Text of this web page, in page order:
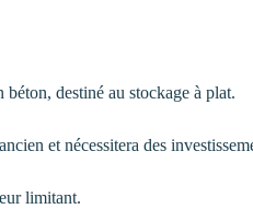
destiné au stockage à plat.
et nécessitera des
limitant.